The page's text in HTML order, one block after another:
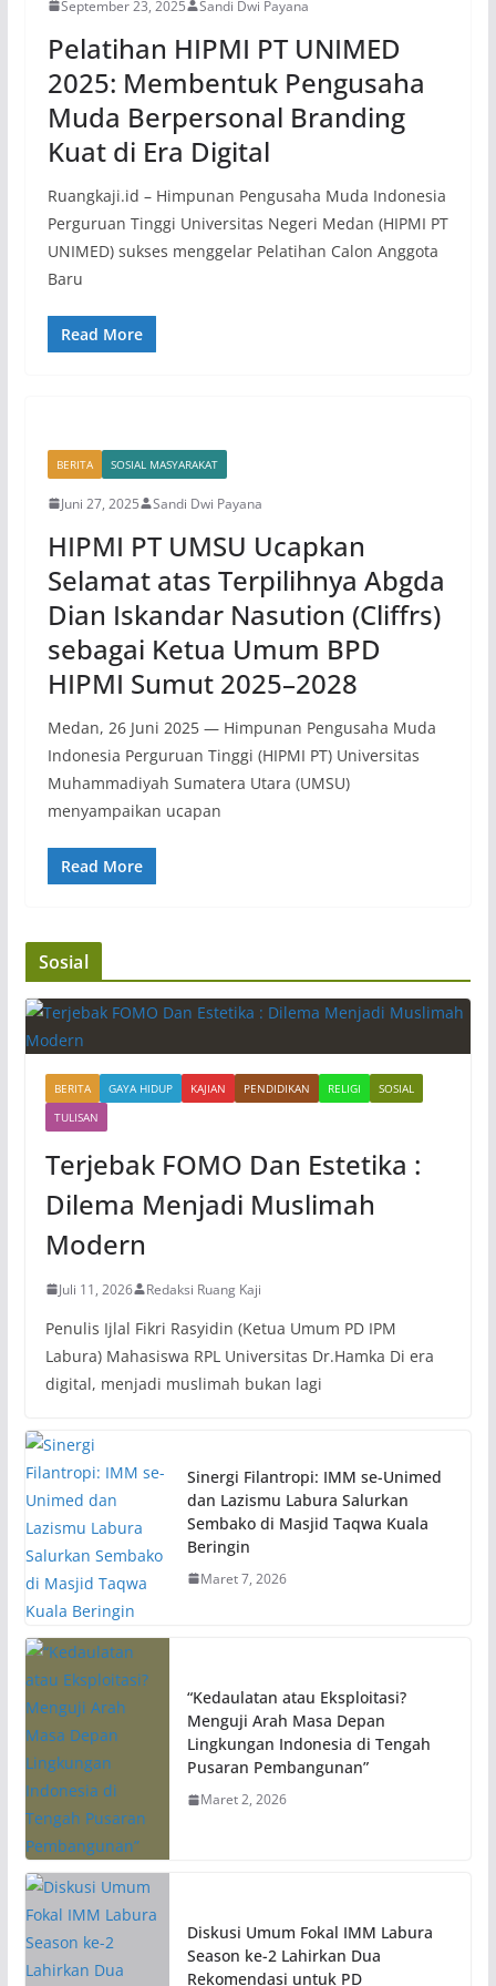
September 23, 2025 Sandi Dwi Payana
Pelatihan HIPMI PT UNIMED
2025: Membentuk Pengusaha
Muda Berpersonal Branding
Kuat di Era Digital
Ruangkaji.id – Himpunan Pengusaha Muda Indonesia
Perguruan Tinggi Universitas Negeri Medan (HIPMI PT
UNIMED) sukses menggelar Pelatihan Calon Anggota
Baru
Read More
BERITA SOSIAL MASYARAKAT
Juni 27, 2025 Sandi Dwi Payana
HIPMI PT UMSU Ucapkan
Selamat atas Terpilihnya Abgda
Dian Iskandar Nasution (Cliffrs)
sebagai Ketua Umum BPD
HIPMI Sumut 2025–2028
Medan, 26 Juni 2025 — Himpunan Pengusaha Muda
Indonesia Perguruan Tinggi (HIPMI PT) Universitas
Muhammadiyah Sumatera Utara (UMSU)
menyampaikan ucapan
Read More
Sosial
BERITA GAYA HIDUP KAJIAN PENDIDIKAN RELIGI
SOSIAL
TULISAN
Terjebak FOMO Dan Estetika :
Dilema Menjadi Muslimah
Modern
Juli 11, 2026 Redaksi Ruang Kaji
Penulis Ijlal Fikri Rasyidin (Ketua Umum PD IPM
Labura) Mahasiswa RPL Universitas Dr.Hamka Di era
digital, menjadi muslimah bukan lagi
Sinergi Filantropi: IMM se-Unimed
dan Lazismu Labura Salurkan
Sembako di Masjid Taqwa Kuala
Beringin
Maret 7, 2026
“Kedaulatan atau Eksploitasi?
Menguji Arah Masa Depan
Lingkungan Indonesia di Tengah
Pusaran Pembangunan”
Maret 2, 2026
Diskusi Umum Fokal IMM Labura
Season ke-2 Lahirkan Dua
Rekomendasi untuk PD